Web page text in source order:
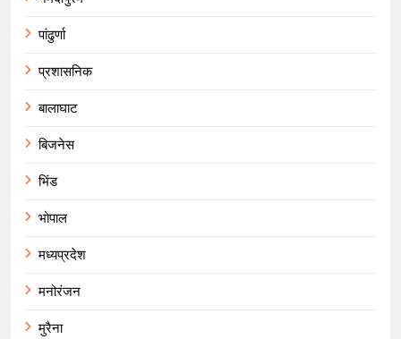
पांढुर्णा
प्रशासनिक
बालाघाट
बिजनेस
भिंड
भोपाल
मध्यप्रदेश
मनोरंजन
मुरैना